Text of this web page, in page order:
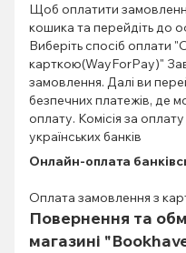
Щоб оплатити
кошика та перейдіть до
Виберіть спосіб оплати
карткою(WayForPay)"
замовлення. Далі ви
безпечних платежів, де
оплату. Комісія за
українських банків
Онлайн-оплата
Оплата замовлення з
Повернення та
магазині